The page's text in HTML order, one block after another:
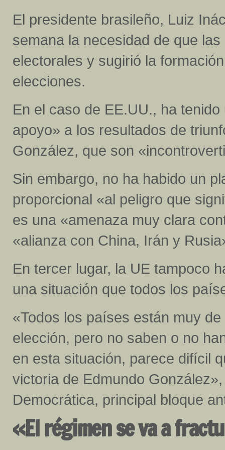
El presidente brasileño, Luiz
semana la necesidad de que
electorales y sugirió la
elecciones.
En el caso de EE.UU., ha
apoyo» a los resultados de
González, que son
Sin embargo, no ha habido un
proporcional «al peligro que
es una «amenaza muy clara
«alianza con China, Irán y
En tercer lugar, la UE tampoco
una situación que todos los
«Todos los países están muy
elección, pero no saben o no
en esta situación, parece difícil
victoria de Edmundo
Democrática, principal bloque
«El régimen se va a